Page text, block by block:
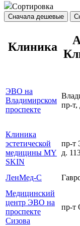
Сортировка
Сначала дешевые
Клиника
ЭВО на
Владимирском
проспекте
пр-т,
Клиника
эстетической
медицины MY
SKIN
пр-т
д.
ЛенМед-С
Медицинский
центр ЭВО на
проспекте
Сизова
пр-т